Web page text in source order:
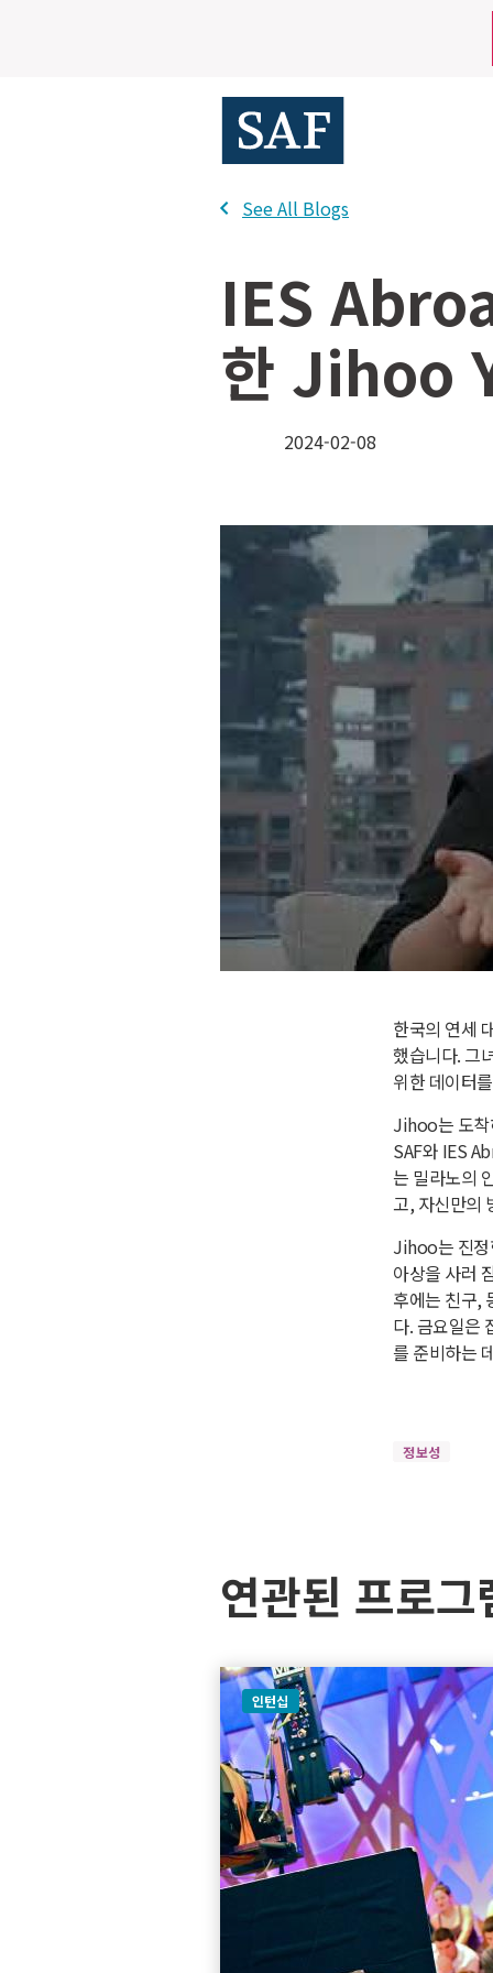
See All Blogs
IES
한 Jihoo
2024-02-08
한국의 연세
했습니다. 그
위한 데이터
Jihoo는 도착
SAF와 IES
는 밀라노의
고, 자신만의
Jihoo는 진정
아상을 사러
후에는 친구,
다. 금요일은
를 준비하는
정보성
연관된 프로그
인턴십